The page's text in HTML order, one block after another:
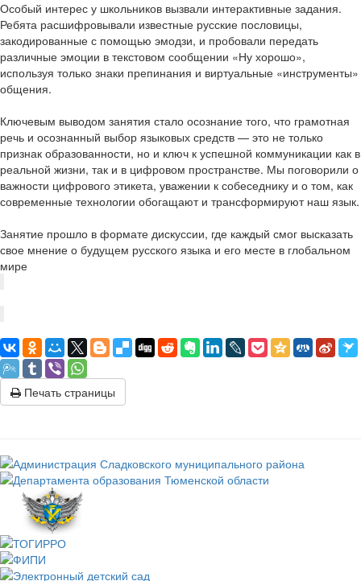
Особый интерес у школьников вызвали интерактивные задания.
Ребята расшифровывали известные русские пословицы,
закодированные с помощью эмодзи, и пробовали передать
различные эмоции в текстовом сообщении «Ну хорошо»,
используя только знаки препинания и виртуальные «инструменты»
общения.
Ключевым выводом занятия стало осознание того, что грамотная
речь и осознанный выбор языковых средств — это не только
признак образованности, но и ключ к успешной коммуникации как в
реальной жизни, так и в цифровом пространстве. Мы поговорили о
важности цифрового этикета, уважении к собеседнику и о том, как
современные технологии обогащают и трансформируют наш язык.
Занятие прошло в формате дискуссии, где каждый смог высказать
свое мнение о будущем русского языка и его месте в глобальном
мире
Печать страницы